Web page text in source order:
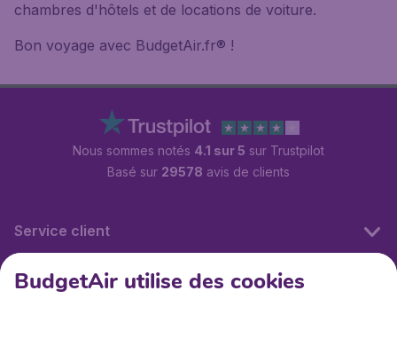
chambres d'hôtels et de locations de voiture.
Bon voyage avec BudgetAir.fr® !
Nous sommes notés 4.1 sur 5 sur Trustpilot
Basé sur 29578 avis de clients
Service client
BudgetAir.fr
BudgetAir utilise des cookies